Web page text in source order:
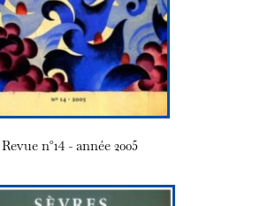
Revue n°14 - année 2005